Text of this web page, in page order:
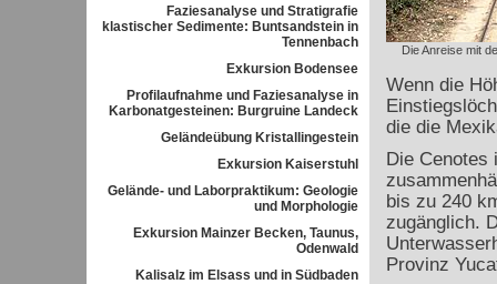
Faziesanalyse und Stratigrafie
klastischer Sedimente: Buntsandstein in
Tennenbach
Exkursion Bodensee
Profilaufnahme und Faziesanalyse in
Karbonatgesteinen: Burgruine Landeck
Geländeübung Kristallingestein
Exkursion Kaiserstuhl
Gelände- und Laborpraktikum: Geologie
und Morphologie
Exkursion Mainzer Becken, Taunus,
Odenwald
Kalisalz im Elsass und in Südbaden
Die Anreise mit
Wenn die
die die
Die Cenotes
bis zu 240
zugänglich.
Provinz